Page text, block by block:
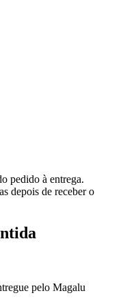
pedido à entrega.
depois de receber o
pelo Magalu